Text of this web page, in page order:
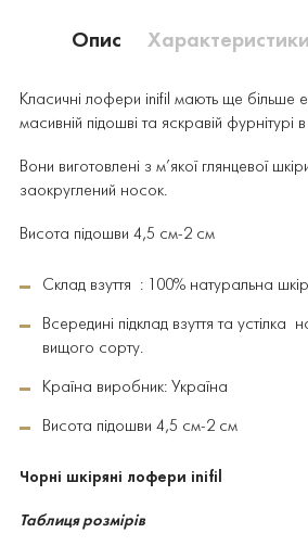
Опис Характеристики
Класичні лофери inifil мають ще більше
масивній підошві та яскравій фурнітурі
Вони виготовлені з м’якої глянцевої
заокруглений носок.
Висота підошви 4,5 см-2 см
Склад взуття : 100% натуральна
Всередині підклад взуття та устілка
вищого сорту.
Країна виробник: Україна
Висота підошви 4,5 см-2 см
Чорні шкіряні лофери inifil
Таблиця розмірів